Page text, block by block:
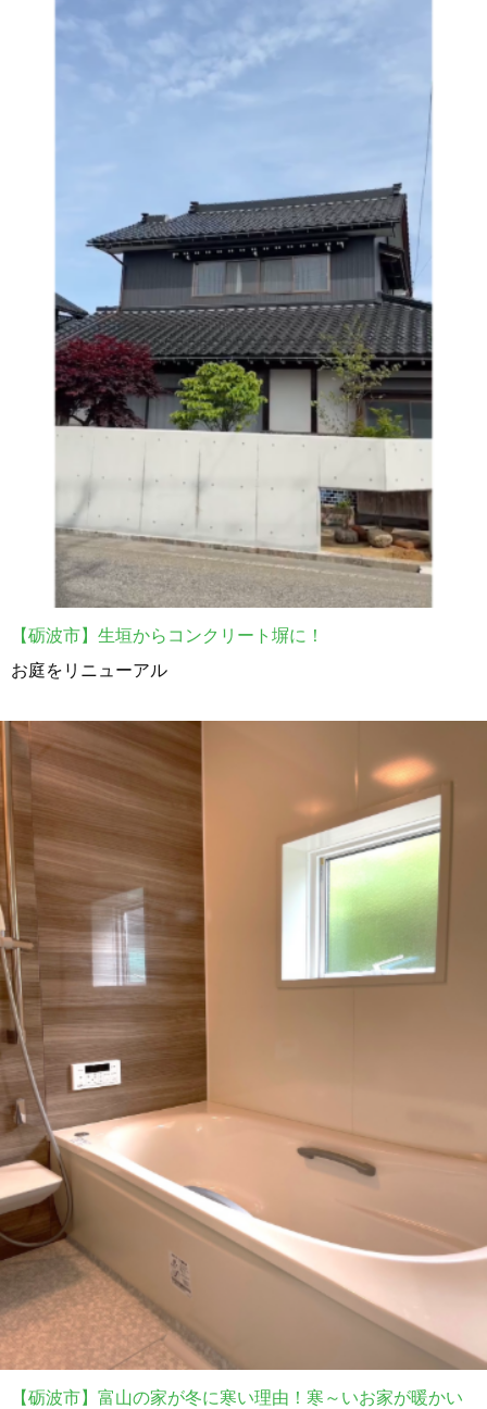
【砺波市】生垣からコンクリート塀に！
お庭をリニューアル
【砺波市】富山の家が冬に寒い理由！寒～いお家が暖かい